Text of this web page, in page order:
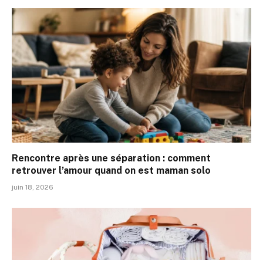
Rencontre après une séparation : comment
retrouver l’amour quand on est maman solo
juin 18, 2026